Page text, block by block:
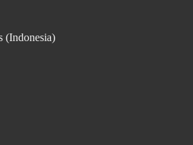
(Indonesia)